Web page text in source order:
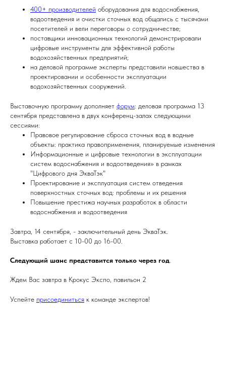
400+ производителей оборудования для водоснабжения,
водоотведения и очистки сточных вод общались с тысячами
посетителей и вели переговоры о сотрудничестве;
поставщики инновационных технологий демонстрировали
цифровые инструменты для эффективной работы
водохозяйственных предприятий;
на деловой программе эксперты представили новшества в
проектировании и особенности эксплуатации
водохозяйственных сооружений.
Выставочную программу дополняет форум: деловая программа 13
сентября представлена в двух конференц-залах следующими
сессиями:
Правовое регулирование сброса сточных вод в водные
объекты: практика правоприменения, планируемые изменения
Информационные и цифровые технологии в эксплуатации
систем водоснабжения и водоотведения» в рамках
"Цифрового дня ЭкваТэк"
Проектирование и эксплуатация систем отведения
поверхностных сточных вод: проблемы и их решения
Повышение престижа научных разработок в области
водоснабжения и водоотведения
Завтра, 14 сентября, - заключительный день ЭкваТэк.
Выставка работает с 10-00 до 16-00.
Следующий шанс представится только через год.
Ждем Вас завтра в Крокус Экспо, павильон 2
Успейте присоединиться к команде экспертов!